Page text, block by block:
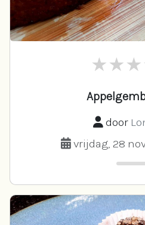
door
vrijdag, 28